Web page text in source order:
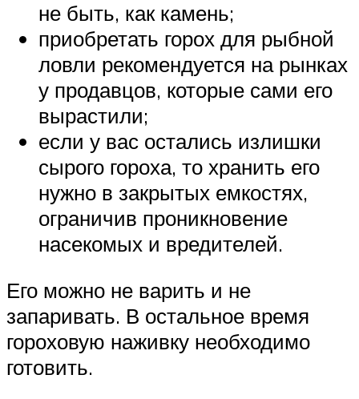
не быть, как камень;
приобретать горох для рыбной
ловли рекомендуется на рынках
у продавцов, которые сами его
вырастили;
если у вас остались излишки
сырого гороха, то хранить его
нужно в закрытых емкостях,
ограничив проникновение
насекомых и вредителей.
Его можно не варить и не
запаривать. В остальное время
гороховую наживку необходимо
готовить.